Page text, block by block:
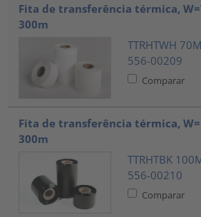
Fita de transferência térmica,
300m
TTRHTWH
556-00209
Comparar
Fita de transferência térmica,
300m
TTRHTBK
556-00210
Comparar